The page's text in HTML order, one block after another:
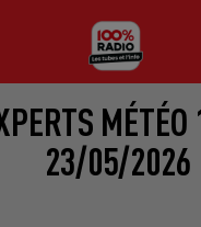
23/05/2026